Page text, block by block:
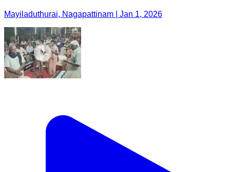
Mayiladuthurai, Nagapattinam | Jan 1, 2026